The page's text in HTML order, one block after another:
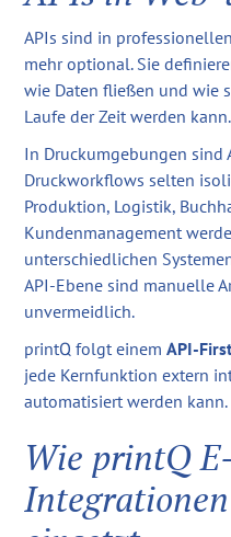
APIs sind in
mehr optional. Sie
wie Daten fließen und wie
Laufe der Zeit werden kann.
In Druckumgebungen sind
Druckworkflows selten
Produktion, Logistik,
Kundenmanagement
unterschiedlichen
API-Ebene sind manuelle
unvermeidlich.
printQ folgt einemAPI-
jede Kernfunktion extern
automatisiert werden kann.
Wie printQ